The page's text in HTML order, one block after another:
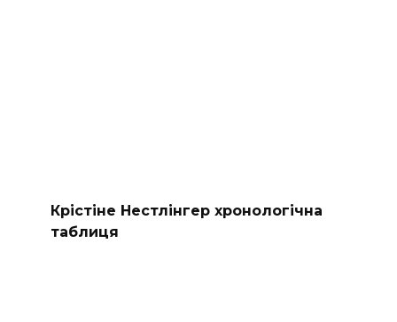
Крістіне Нестлінгер хронологічна
таблиця